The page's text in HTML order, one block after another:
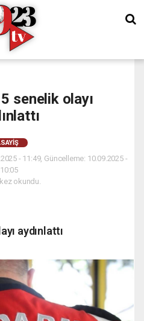
senelik olayı
- 11:49, Güncelleme: 10.09.2025 -
10:05
okundu.
aydınlattı